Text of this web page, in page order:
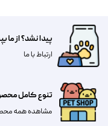
تنوع کامل
مشاهده همه
پیدا نشد؟ از
​​​ارتباط با ما